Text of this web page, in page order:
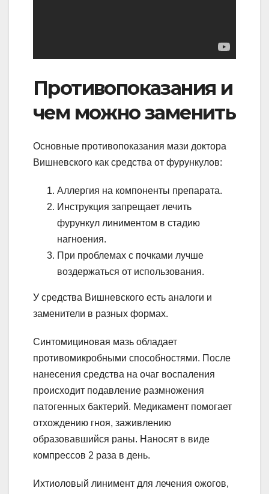
Противопоказания и
чем можно заменить
Основные противопоказания мази доктора
Вишневского как средства от фурункулов:
Аллергия на компоненты препарата.
Инструкция запрещает лечить
фурункул линиментом в стадию
нагноения.
При проблемах с почками лучше
воздержаться от использования.
У средства Вишневского есть аналоги и
заменители в разных формах.
Синтомициновая мазь обладает
противомикробными способностями. После
нанесения средства на очаг воспаления
происходит подавление размножения
патогенных бактерий. Медикамент помогает
отхождению гноя, заживлению
образовавшийся раны. Наносят в виде
компрессов 2 раза в день.
Ихтиоловый линимент для лечения ожогов,